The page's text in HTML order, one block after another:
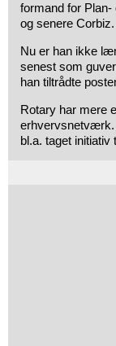
formand for
og senere Corbiz.
Nu er han ikke
senest som
han tiltrådte
Rotary har mere
erhvervsnetværk.
bl.a. taget initiativ